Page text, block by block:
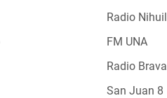
Radio Nihuil
FM UNA
Radio Brava
San Juan 8